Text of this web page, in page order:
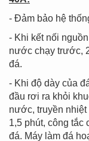
- Đảm bảo hệ
- Khi kết nối
nước chạy trước,
đá.
- Khi độ dày của
đầu rơi ra khỏi
nước, truyền
1,5 phút, công tắc
đá. Máy làm đá